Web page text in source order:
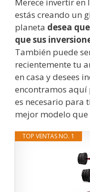
estás creando un
planeta desea
que sus
También puede
recientemente tu
en casa y desees
encontramos
es necesario para
mejor modelo que
TOP VENTAS NO. 1